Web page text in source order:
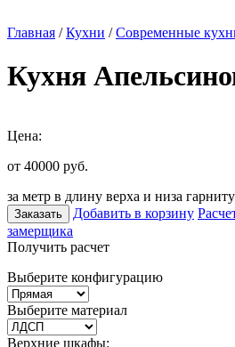
Главная /Кухни /Современные
Кухня
Цена:
от 40000 руб.
за метр в длину верха и низа
Заказать Добавить в корзину
замерщика
Получить расчет
Выберите конфигурацию
Выберите материал
Верхние шкафы: